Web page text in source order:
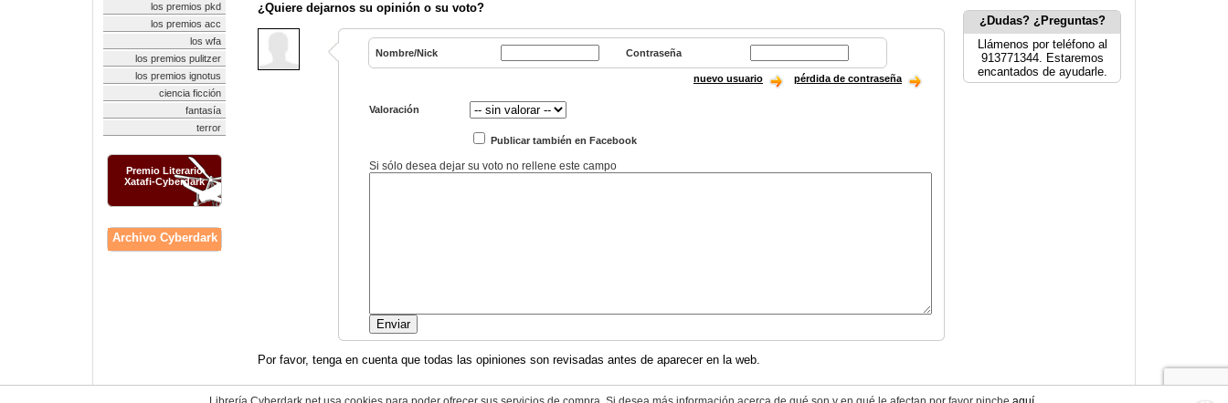
los premios pkd
los premios acc
los wfa
los premios pulitzer
los premios ignotus
ciencia ficción
fantasía
terror
Premio Literario
Xatafi-Cyberdark
Archivo Cyberdark
¿Quiere dejarnos su opinión o su voto?
Nombre/Nick Contraseña
nuevo usuario pérdida de contraseña
Valoración
Publicar también en Facebook
Si sólo desea dejar su voto no rellene este campo
Por favor, tenga en cuenta que todas las opiniones son revisadas antes de aparecer en la web.
¿Dudas? ¿Preguntas?
Llámenos por teléfono al
913771344. Estaremos
encantados de ayudarle.